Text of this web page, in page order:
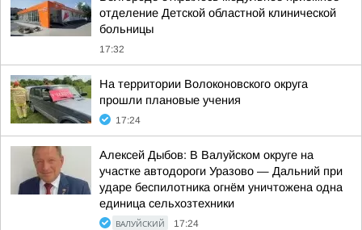
отделение Детской областной клинической
больницы
17:32
На территории Волоконовского округа
прошли плановые учения
17:24
Алексей Дыбов: В Валуйском округе на
участке автодороги Уразово — Дальний при
ударе беспилотника огнём уничтожена одна
единица сельхозтехники
ВАЛУЙСКИЙ 17:24